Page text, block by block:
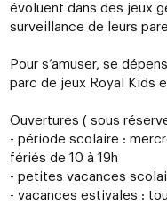
évoluent dans des jeux
surveillance de leurs
Pour s’amuser, se
parc de jeux Royal Kids
Ouvertures ( sous
- période scolaire :
fériés de 10 à 19h
- petites vacances
- vacances estivales :